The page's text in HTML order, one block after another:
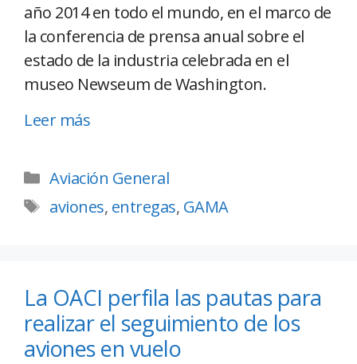
año 2014 en todo el mundo, en el marco de
la conferencia de prensa anual sobre el
estado de la industria celebrada en el
museo Newseum de Washington.
Leer más
Aviación General
aviones, entregas, GAMA
La OACI perfila las pautas para
realizar el seguimiento de los
aviones en vuelo